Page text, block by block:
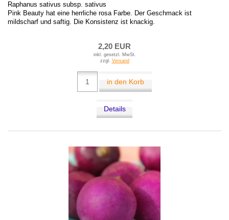
Raphanus sativus subsp. sativus
Pink Beauty hat eine herrliche rosa Farbe. Der Geschmack ist
mildscharf und saftig. Die Konsistenz ist knackig.
2,20 EUR
inkl. gesetzl. MwSt.
zzgl. Versand
in den Korb
Details